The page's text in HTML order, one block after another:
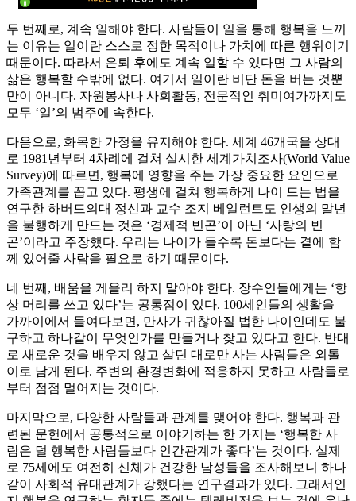
두 번째로, 계속 일해야 한다. 사람들이 일을 통해 행복을 느끼
는 이유는 일이란 스스로 정한 목적이나 가치에 따른 행위이기
때문이다. 따라서 은퇴 후에도 계속 일할 수 있다면 그 사람의
삶은 행복할 수밖에 없다. 여기서 일이란 비단 돈을 버는 것뿐
만이 아니다. 자원봉사나 사회활동, 전문적인 취미여가까지도
모두 ‘일’의 범주에 속한다.
다음으로, 화목한 가정을 유지해야 한다. 세계 46개국을 상대
로 1981년부터 4차례에 걸쳐 실시한 세계가치조사(World Value
Survey)에 따르면, 행복에 영향을 주는 가장 중요한 요인으로
가족관계를 꼽고 있다. 평생에 걸쳐 행복하게 나이 드는 법을
연구한 하버드의대 정신과 교수 조지 베일런트도 인생의 말년
을 불행하게 만드는 것은 ‘경제적 빈곤’이 아닌 ‘사랑의 빈
곤’이라고 주장했다. 우리는 나이가 들수록 돈보다는 곁에 함
께 있어줄 사람을 필요로 하기 때문이다.
네 번째, 배움을 게을리 하지 말아야 한다. 장수인들에게는 ‘항
상 머리를 쓰고 있다’는 공통점이 있다. 100세인들의 생활을
가까이에서 들여다보면, 만사가 귀찮아질 법한 나이인데도 불
구하고 하나같이 무엇인가를 만들거나 찾고 있다고 한다. 반대
로 새로운 것을 배우지 않고 살던 대로만 사는 사람들은 외톨
이로 남게 된다. 주변의 환경변화에 적응하지 못하고 사람들로
부터 점점 멀어지는 것이다.
마지막으로, 다양한 사람들과 관계를 맺어야 한다. 행복과 관
련된 문헌에서 공통적으로 이야기하는 한 가지는 ‘행복한 사
람은 덜 행복한 사람들보다 인간관계가 좋다’는 것이다. 실제
로 75세에도 여전히 신체가 건강한 남성들을 조사해보니 하나
같이 사회적 유대관계가 강했다는 연구결과가 있다. 그래서인